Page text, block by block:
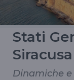
Stati
Siracusa
Dinamiche